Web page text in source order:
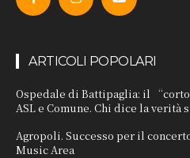
ARTICOLI POPOLARI
Ospedale di Battipaglia: il
ASL e Comune. Chi dice la
Agropoli. Successo per il
Music Area